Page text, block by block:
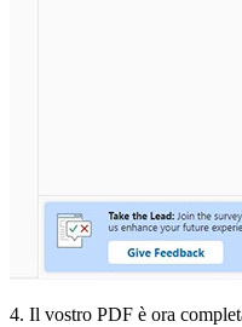
4. Il vostro PDF è ora